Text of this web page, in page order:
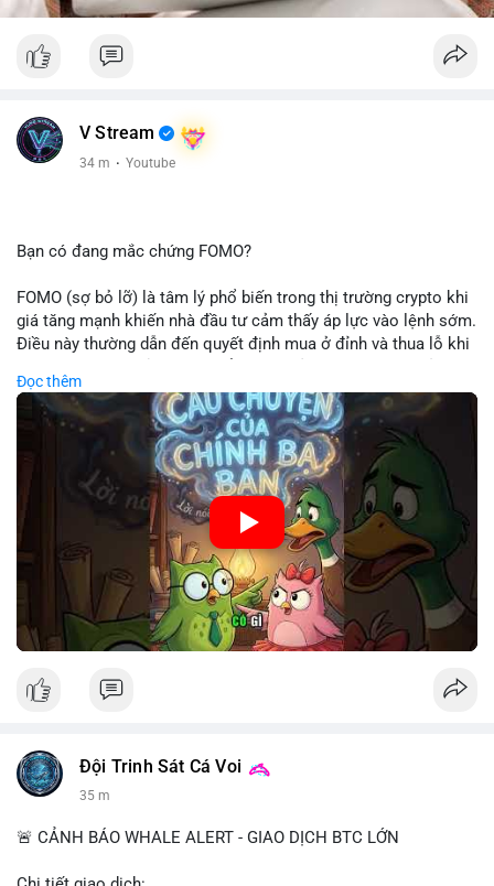
V Stream
34 m · Youtube
Bạn có đang mắc chứng FOMO?
FOMO (sợ bỏ lỡ) là tâm lý phổ biến trong thị trường crypto khi
giá tăng mạnh khiến nhà đầu tư cảm thấy áp lực vào lệnh sớm.
Điều này thường dẫn đến quyết định mua ở đỉnh và thua lỗ khi
chiến lược đầu tư rõ ràng.
🎥 Xem video trực tiếp tại:
Nguồn: Cú Thông Thái
Đọc thêm
Đội Trinh Sát Cá Voi
35 m
🚨 CẢNH BÁO WHALE ALERT - GIAO DỊCH BTC LỚN